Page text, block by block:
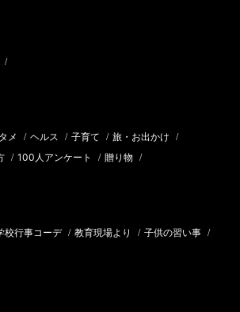
/
メ / ヘルス / 子育て / 旅・お出かけ /
/ 100人アンケート / 贈り物 /
校行事コーデ / 教育現場より / 子供の習い事 /